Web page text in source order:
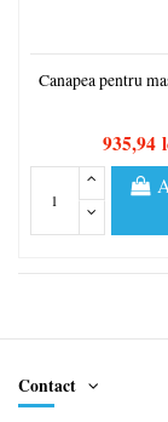
935,94
Contact